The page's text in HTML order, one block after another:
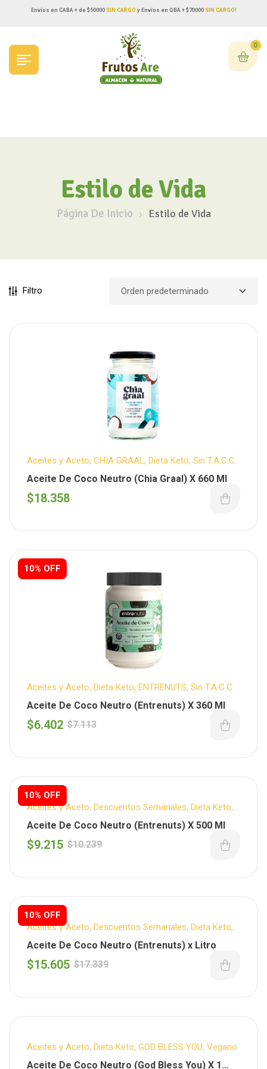
Envíos en CABA + de $50000SIN CARGO y Envíos en GBA + $70000 SIN CARGO!
0
Estilo de Vida
Página De Inicio Estilo de Vida
Filtro
Aceites y Aceto, CHIA GRAAL , Dieta Keto, Sin T.A.C.C.
Aceite De Coco Neutro (Chia Graal) X 660 Ml
$18.358
10% OFF
Aceites y Aceto, Dieta Keto, ENTRENUTS, Sin T.A.C.C.
Aceite De Coco Neutro (Entrenuts) X 360 Ml
$7.113
$6.402
10% OFF
10% OFF
Aceites y Aceto, Descuentos Semanales, Dieta Keto,
ENTRENUTS,Sin T.A.C.C.
Aceite De Coco Neutro (Entrenuts) X 500 Ml
$10.239
$9.215
10% OFF
10% OFF
Aceites y Aceto, Descuentos Semanales, Dieta Keto,
ENTRENUTS,Sin T.A.C.C.
Aceite De Coco Neutro (Entrenuts) x Litro
$17.339
$15.605
Aceites y Aceto, Dieta Keto, GOD BLESS YOU, Vegano
Aceite De Coco Neutro (God Bless You) X 1